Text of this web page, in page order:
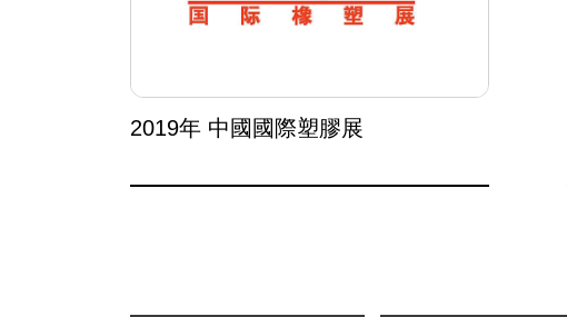
2019年 中國國際塑膠展